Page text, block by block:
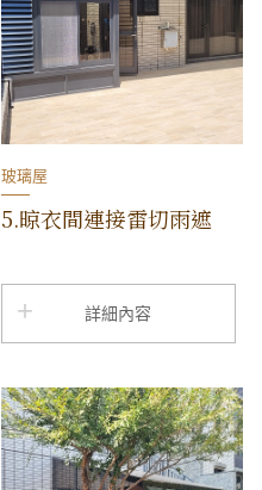
玻璃屋
5.晾衣間連接雷切雨遮
詳細內容